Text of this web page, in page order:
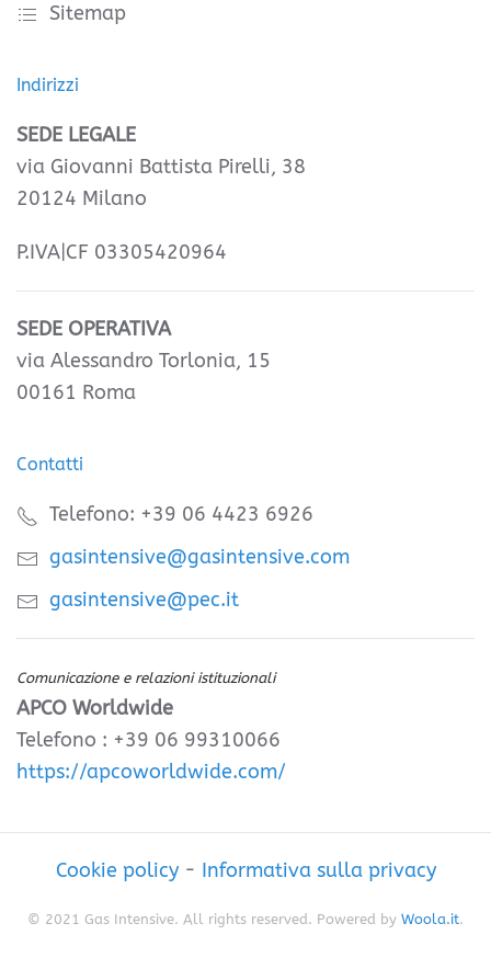
Sitemap
Indirizzi
SEDE LEGALE
via Giovanni Battista Pirelli, 38
20124 Milano
P.IVA|CF 03305420964
SEDE OPERATIVA
via Alessandro Torlonia, 15
00161 Roma
Contatti
Telefono: +39 06 4423 6926
gasintensive@gasintensive.com
gasintensive@pec.it
Comunicazione e relazioni istituzionali
APCO Worldwide
Telefono : +39 06 99310066
https://apcoworldwide.com/
Cookie policy- Informativa sulla privacy
© 2021 Gas Intensive. All rights reserved. Powered by Woola.it.